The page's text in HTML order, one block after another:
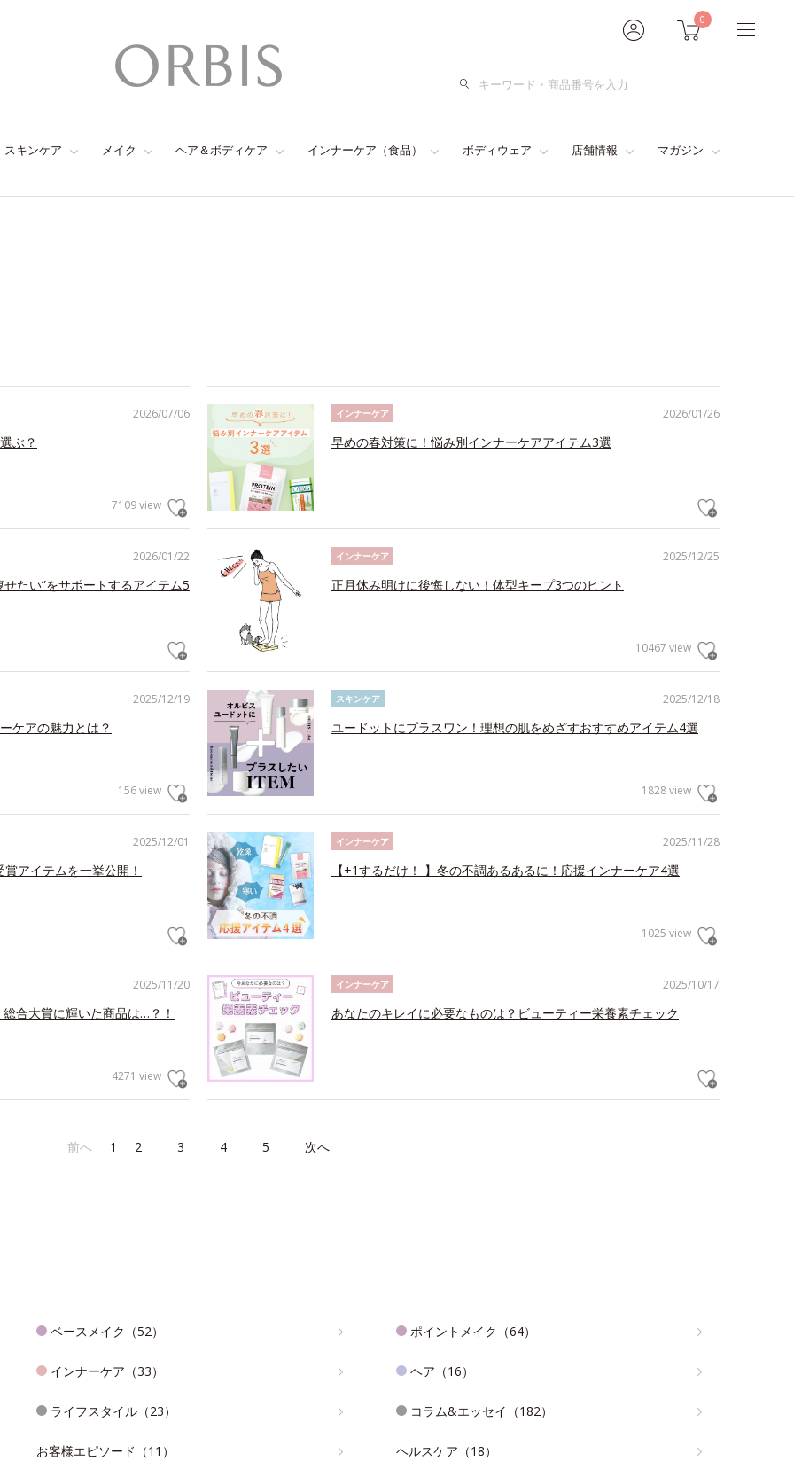
0
検
スキンケア メイク ヘア＆ボディケア インナーケア（食品） ボディウェア 店舗情報 マガジン
2026/07/06
ぶ？
7109 view
2026/01/26
インナーケア
早めの春対策に！悩み別インナーケアアイテム3選
2026/01/22
たい”をサポートするアイテム5
2025/12/25
インナーケア
正月休み明けに後悔しない！体型キープ3つのヒント
10467 view
2025/12/19
ケアの魅力とは？
156 view
2025/12/18
スキンケア
ユードットにプラスワン！理想の肌をめざすおすすめアイテム4選
1828 view
2025/12/01
アイテムを一挙公開！
2025/11/28
インナーケア
【+1するだけ！ 】冬の不調あるあるに！応援インナーケア4選
1025 view
2025/11/20
合大賞に輝いた商品は…？！
4271 view
2025/10/17
インナーケア
あなたのキレイに必要なものは？ビューティー栄養素チェック
前へ 1 2 3 4 5 次へ
ベースメイク（52） ポイントメイク（64）
インナーケア（33） ヘア（16）
ライフスタイル（23） コラム&エッセイ（182）
お客様エピソード（11） ヘルスケア（18）